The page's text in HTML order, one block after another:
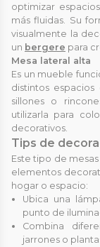
optimizar
más fluidas. Su
visualmente la
un bergere para
Mesa lateral alta
Es un mueble
distintos
sillones o
utilizarla para
decorativos.
Tips de
Este tipo de
elementos
hogar o espacio:
Ubica una
punto de
Combina
jarrones o